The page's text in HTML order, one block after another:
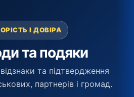
І ДОВІРА
та подяки
та підтвердження
партнерів і громад.